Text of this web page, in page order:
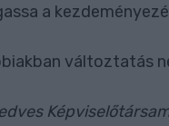
a
változtatás